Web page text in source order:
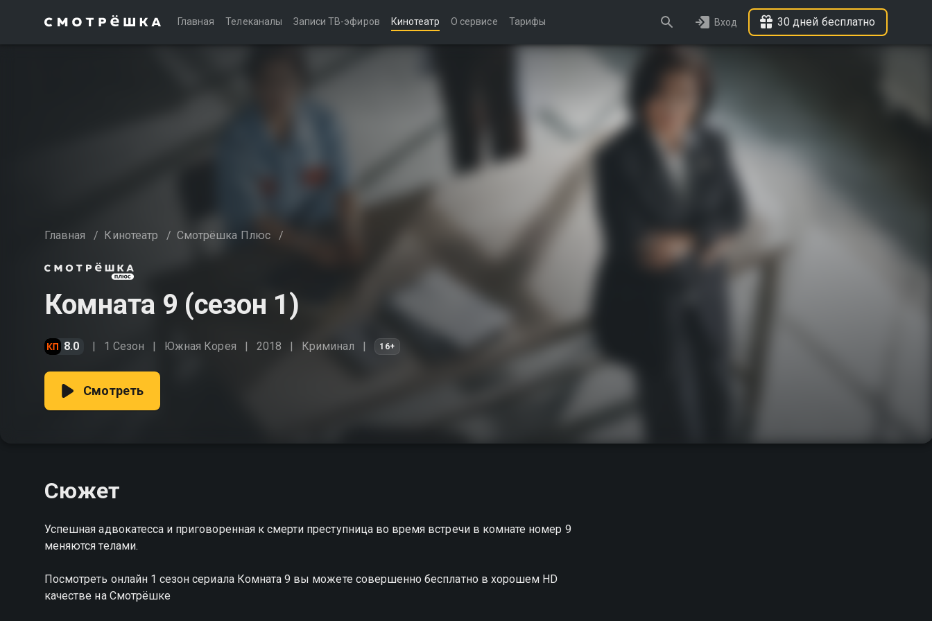
Главная Телеканалы Записи ТВ-эфиров Кинотеатр О сервисе Тарифы Вход 30 дней бесплатно
Главная / Кинотеатр / Смотрёшка Плюс /
Комната 9 (сезон 1)
8.0 1 Сезон Южная Корея 2018 Криминал 16+
Смотреть
Сюжет
Успешная адвокатесса и приговоренная к смерти преступница во время встречи в комнате номер 9
меняются телами.
Посмотреть онлайн 1 сезон сериала Комната 9 вы можете совершенно бесплатно в хорошем HD
качестве на Смотрёшке